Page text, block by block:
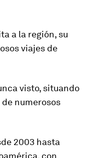
a la región, su
viajes de
visto, situando
numerosos
2003 hasta
con